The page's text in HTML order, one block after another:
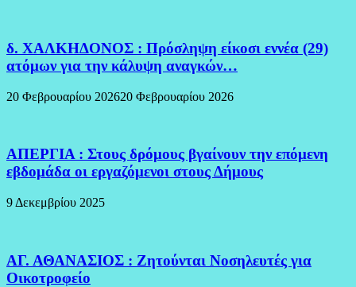
δ. ΧΑΛΚΗΔΟΝΟΣ : Πρόσληψη είκοσι εννέα (29)
ατόμων για την κάλυψη αναγκών…
20 Φεβρουαρίου 202620 Φεβρουαρίου 2026
ΑΠΕΡΓΙΑ : Στους δρόμους βγαίνουν την επόμενη
εβδομάδα οι εργαζόμενοι στους Δήμους
9 Δεκεμβρίου 2025
ΑΓ. ΑΘΑΝΑΣΙΟΣ : Ζητούνται Νοσηλευτές για
Οικοτροφείο